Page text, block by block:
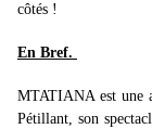
côtés !
En Bref.
MTATIANA est une
Pétillant, son